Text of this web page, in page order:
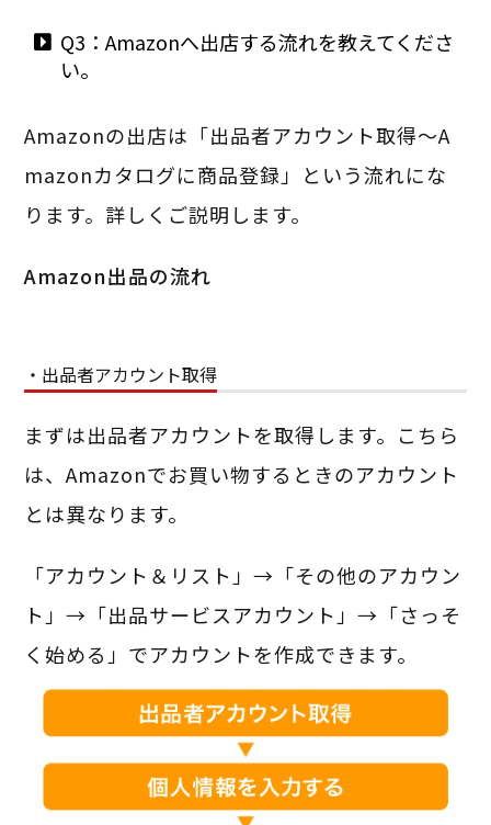
Q3：Amazonへ出店する流れを教えてくださ
い。
Amazonの出店は「出品者アカウント取得〜A
mazonカタログに商品登録」という流れにな
ります。詳しくご説明します。
Amazon出品の流れ
・出品者アカウント取得
まずは出品者アカウントを取得します。こちら
は、Amazonでお買い物するときのアカウント
とは異なります。
「アカウント＆リスト」→「その他のアカウン
ト」→「出品サービスアカウント」→「さっそ
く始める」でアカウントを作成できます。